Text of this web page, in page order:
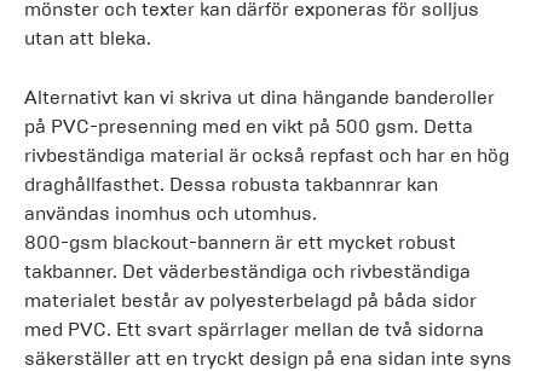
mönster och texter kan därför exponeras för solljus
utan att bleka.
Alternativt kan vi skriva ut dina hängande banderoller
på PVC-presenning med en vikt på 500 gsm. Detta
rivbeständiga material är också repfast och har en hög
draghållfasthet. Dessa robusta takbannrar kan
användas inomhus och utomhus.
800-gsm blackout-bannern är ett mycket robust
takbanner. Det väderbeständiga och rivbeständiga
materialet består av polyesterbelagd på båda sidor
med PVC. Ett svart spärrlager mellan de två sidorna
säkerställer att en tryckt design på ena sidan inte syns